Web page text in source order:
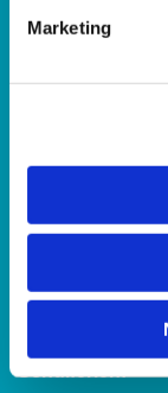
Marketing
34121 Kassel
Montag bis
Dienstag und
Abweichende